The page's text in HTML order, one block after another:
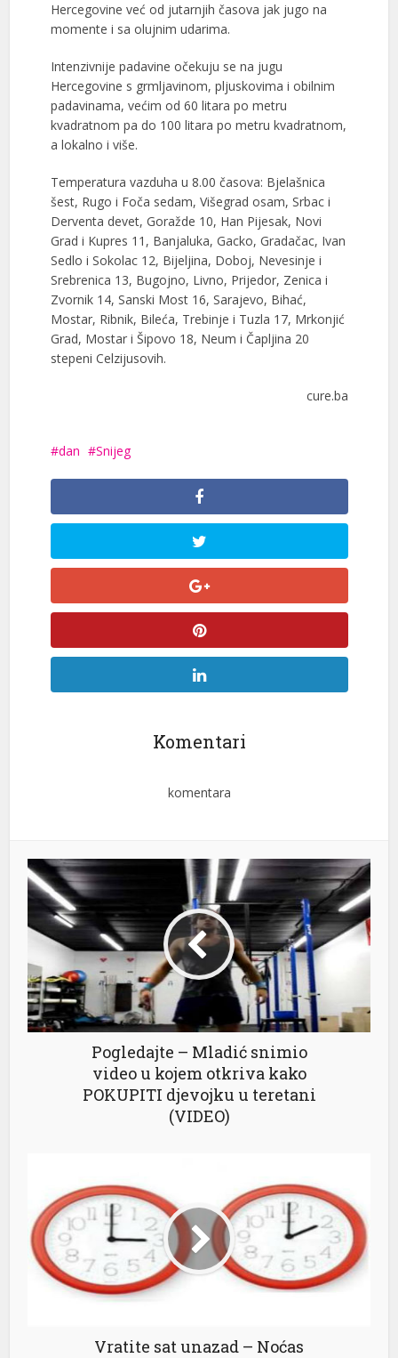
Hercegovine već od jutarnjih časova jak jugo na
momente i sa olujnim udarima.
Intenzivnije padavine očekuju se na jugu
Hercegovine s grmljavinom, pljuskovima i obilnim
padavinama, većim od 60 litara po metru
kvadratnom pa do 100 litara po metru kvadratnom,
a lokalno i više.
Temperatura vazduha u 8.00 časova: Bjelašnica
šest, Rugo i Foča sedam, Višegrad osam, Srbac i
Derventa devet, Goražde 10, Han Pijesak, Novi
Grad i Kupres 11, Banjaluka, Gacko, Gradačac, Ivan
Sedlo i Sokolac 12, Bijeljina, Doboj, Nevesinje i
Srebrenica 13, Bugojno, Livno, Prijedor, Zenica i
Zvornik 14, Sanski Most 16, Sarajevo, Bihać,
Mostar, Ribnik, Bileća, Trebinje i Tuzla 17, Mrkonjić
Grad, Mostar i Šipovo 18, Neum i Čapljina 20
stepeni Celzijusovih.
cure.ba
dan Snijeg
Komentari
komentara
Pogledajte – Mladić snimio
video u kojem otkriva kako
POKUPITI djevojku u teretani
(VIDEO)
Vratite sat unazad – Noćas